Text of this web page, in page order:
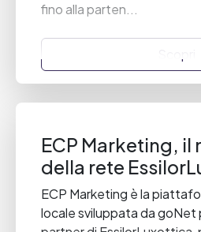
fino alla parten...
ECP Marketing, il
della rete
ECP Marketing è la
locale sviluppata da goNet